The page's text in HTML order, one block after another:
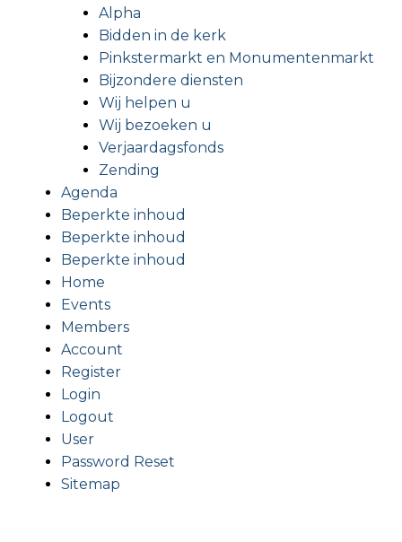
Alpha
Bidden in de kerk
Pinkstermarkt en Monumentenmarkt
Bijzondere diensten
Wij helpen u
Wij bezoeken u
Verjaardagsfonds
Zending
Agenda
Beperkte inhoud
Beperkte inhoud
Beperkte inhoud
Home
Events
Members
Account
Register
Login
Logout
User
Password Reset
Sitemap